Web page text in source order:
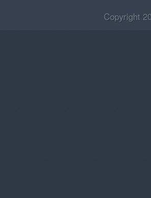
Copyright